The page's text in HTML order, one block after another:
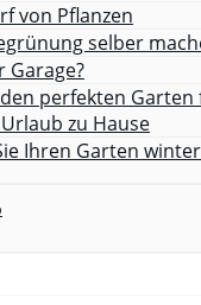
von Pflanzen
selber
Garage?
perfekten Garten
zu Hause
Ihren Garten